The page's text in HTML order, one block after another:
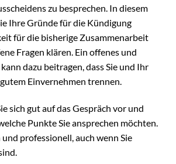
zu besprechen. In diesem
Ihre Gründe für die Kündigung
für die bisherige Zusammenarbeit
Fragen klären. Ein offenes und
dazu beitragen, dass Sie und Ihr
Einvernehmen trennen.
sich gut auf das Gespräch vor und
Punkte Sie ansprechen möchten.
und professionell, auch wenn Sie